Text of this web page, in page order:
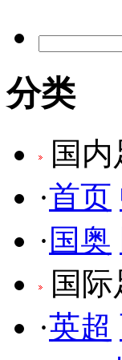
分类
国
·首页
· 国奥
国
·英超